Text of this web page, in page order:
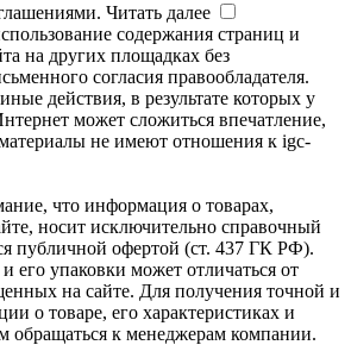
Читать далее
содержания страниц и
на других площадках без
согласия правообладателя.
действия, в результате которых у
может сложиться впечатление,
не имеют отношения к igc-
что информация о товарах,
носит исключительно справочный
публичной офертой (ст. 437 ГК РФ).
его упаковки может отличаться от
на сайте. Для получения точной и
о товаре, его характеристиках и
обращаться к менеджерам компании.